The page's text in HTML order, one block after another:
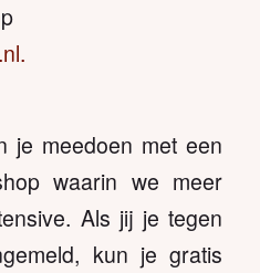
je meedoen met een
waarin we meer
Als jij je tegen
kun je gratis